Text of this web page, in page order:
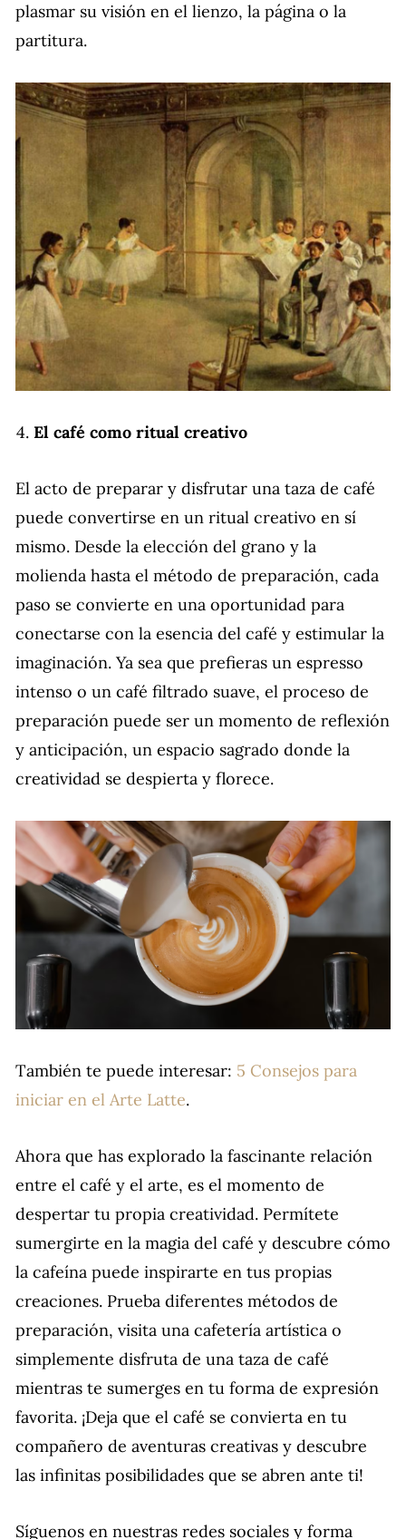
plasmar su visión en el lienzo, la página o la
partitura.
El café como ritual creativo
El acto de preparar y disfrutar una taza de café
puede convertirse en un ritual creativo en sí
mismo. Desde la elección del grano y la
molienda hasta el método de preparación, cada
paso se convierte en una oportunidad para
conectarse con la esencia del café y estimular la
imaginación. Ya sea que prefieras un espresso
intenso o un café filtrado suave, el proceso de
preparación puede ser un momento de reflexión
y anticipación, un espacio sagrado donde la
creatividad se despierta y florece.
También te puede interesar: 5 Consejos para
iniciar en el Arte Latte.
Ahora que has explorado la fascinante relación
entre el café y el arte, es el momento de
despertar tu propia creatividad. Permítete
sumergirte en la magia del café y descubre cómo
la cafeína puede inspirarte en tus propias
creaciones. Prueba diferentes métodos de
preparación, visita una cafetería artística o
simplemente disfruta de una taza de café
mientras te sumerges en tu forma de expresión
favorita. ¡Deja que el café se convierta en tu
compañero de aventuras creativas y descubre
las infinitas posibilidades que se abren ante ti!
Síguenos en nuestras redes sociales y forma